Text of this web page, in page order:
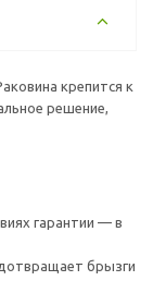
крепится к
решение,
гарантии — в
брызги